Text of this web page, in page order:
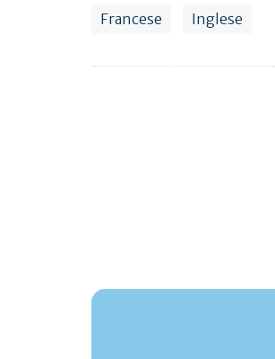
Francese Inglese